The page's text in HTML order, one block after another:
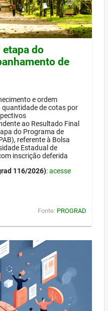
etapa do
de
e ordem
quantidade de cotas por
ao Resultado Final
do Programa de
referente à Bolsa
Estadual de
inscrição deferida
116/2026):acesse
Fonte: PROGRAD